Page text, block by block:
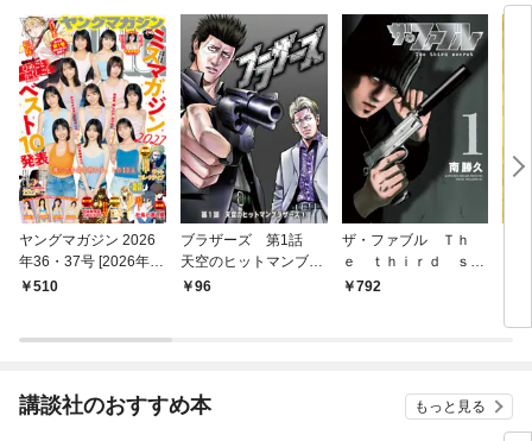
『
ヤングマガジン 2026
年36・37号 [2026年8
月3日発売]
510
ブラザーズ 第1話
天空のヒットマンブラ
ザーズ①
96
ザ・ファブル Ｔｈ
ｅ ｔｈｉｒｄ ｓｅ
ｃｒｅｔ（１）
792
講談社のおすすめ本 もっと見る